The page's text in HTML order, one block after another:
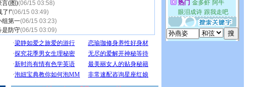
言(图)(06/15 03:58)
!”(06/15 03:49)
组第一(06/15 03:23)
是防守(06/15 03:09)